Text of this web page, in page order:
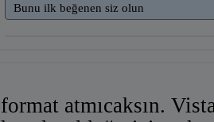
Bunu ilk beğenen siz olun
format atmıcaksın.